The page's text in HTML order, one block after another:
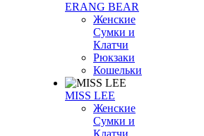
ERANG BEAR
Женские
Сумки и
Клатчи
Рюкзаки
Кошельки
MISS LEE
Женские
Сумки и
Клатчи